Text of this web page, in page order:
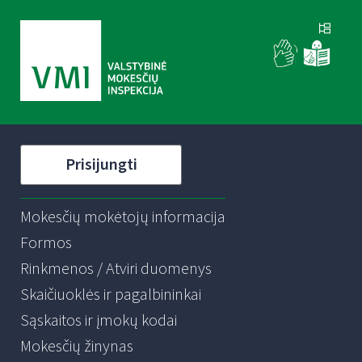
Prisijungti
Mokesčių mokėtojų informacija
Formos
Rinkmenos / Atviri duomenys
Skaičiuoklės ir pagalbininkai
Sąskaitos ir įmokų kodai
Mokesčių žinynas